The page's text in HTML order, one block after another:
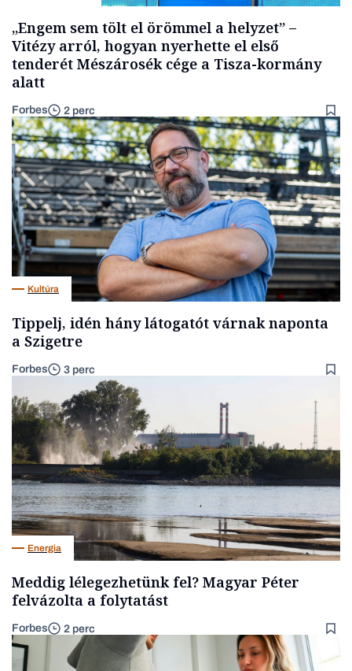
„Engem sem tölt el örömmel a helyzet” –
Vitézy arról, hogyan nyerhette el első
tenderét Mészárosék cége a Tisza-kormány
alatt
Forbes 2 perc
Kultúra
Tippelj, idén hány látogatót várnak naponta
a Szigetre
Forbes 3 perc
Energia
Meddig lélegezhetünk fel? Magyar Péter
felvázolta a folytatást
Forbes 2 perc